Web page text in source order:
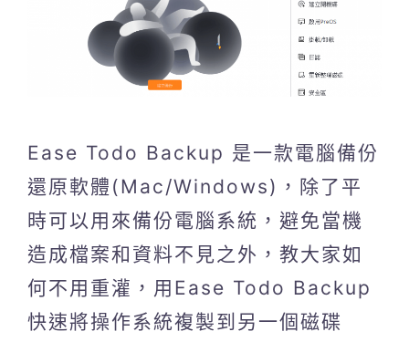
Ease Todo Backup 是一款電腦備份
還原軟體(Mac/Windows)，除了平
時可以用來備份電腦系統，避免當機
造成檔案和資料不見之外，教大家如
何不用重灌，用Ease Todo Backup
快速將操作系統複製到另一個磁碟